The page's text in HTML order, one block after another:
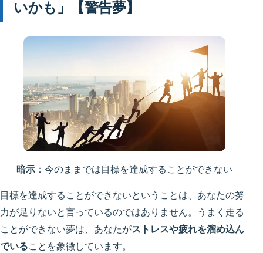
いかも」【警告夢】
暗示 ：今のままでは目標を達成することができない
目標を達成することができないということは、あなたの努
力が足りないと言っているのではありません。うまく走る
ことができない夢は、あなたがストレスや疲れを溜め込ん
でいることを象徴しています。